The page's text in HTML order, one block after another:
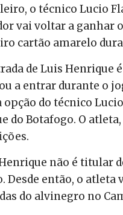
o técnico Lucio
vai voltar a ganhar
cartão amarelo
de Luis Henrique
a entrar durante o
opção do técnico
do Botafogo. O
não é titular
Desde então, o
do alvinegro no